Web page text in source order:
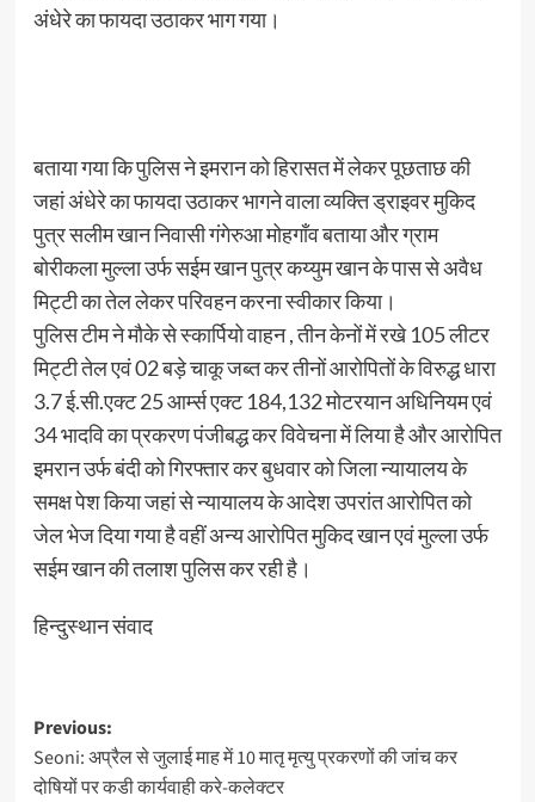
अंधेरे का फायदा उठाकर भाग गया।
बताया गया कि पुलिस ने इमरान को हिरासत में लेकर पूछताछ की
जहां अंधेरे का फायदा उठाकर भागने वाला व्यक्ति ड्राइवर मुकिद
पुत्र सलीम खान निवासी गंगेरुआ मोहगाँव बताया और ग्राम
बोरीकला मुल्ला उर्फ सईम खान पुत्र कय्युम खान के पास से अवैध
मिट्टी का तेल लेकर परिवहन करना स्वीकार किया।
पुलिस टीम ने मौके से स्कार्पियो वाहन , तीन केनों में रखे 105 लीटर
मिट्टी तेल एवं 02 बड़े चाकू जब्त कर तीनों आरोपितों के विरुद्ध धारा
3.7 ई.सी.एक्ट 25 आर्म्स एक्ट 184,132 मोटरयान अधिनियम एवं
34 भादवि का प्रकरण पंजीबद्ध कर विवेचना में लिया है और आरोपित
इमरान उर्फ बंदी को गिरफ्तार कर बुधवार को जिला न्यायालय के
समक्ष पेश किया जहां से न्यायालय के आदेश उपरांत आरोपित को
जेल भेज दिया गया है वहीं अन्य आरोपित मुकिद खान एवं मुल्ला उर्फ
सईम खान की तलाश पुलिस कर रही है।
हिन्दुस्थान संवाद
Post
navigation
Previous:
Seoni: अप्रैल से जुलाई माह में 10 मातृ मृत्यु प्रकरणों की जांच कर
दोषियों पर कडी कार्यवाही करे-कलेक्टर